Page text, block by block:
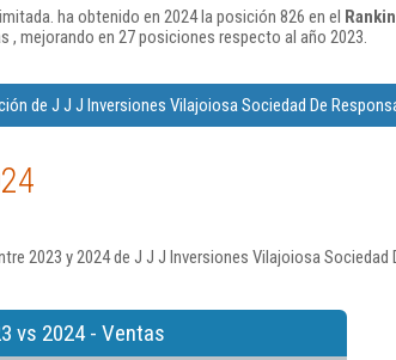
ha obtenido en 2024 la posición 826 en el
, mejorando en 27 posiciones respecto al año 2023.
de J J J Inversiones Vilajoiosa Sociedad De
2023 y 2024 de J J J Inversiones Vilajoiosa Sociedad
vs 2024 - Ventas